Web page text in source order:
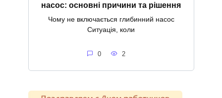
насос: основні причини та рішення
Чому не включається глибинний насос
Ситуація, коли
0 2